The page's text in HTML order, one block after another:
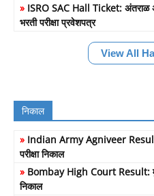
» ISRO SAC Hall Ticket: अंतराळ
भरती परीक्षा प्रवेशपत्र
View All
निकाल
» Indian Army Agniveer Result:
परीक्षा निकाल
» Bombay High Court Result:
निकाल